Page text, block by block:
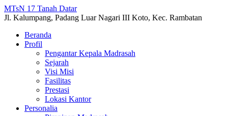
MTsN 17 Tanah Datar
Jl. Kalumpang, Padang Luar Nagari III Koto, Kec. Rambatan
Beranda
Profil
Pengantar Kepala Madrasah
Sejarah
Visi Misi
Fasilitas
Prestasi
Lokasi Kantor
Personalia